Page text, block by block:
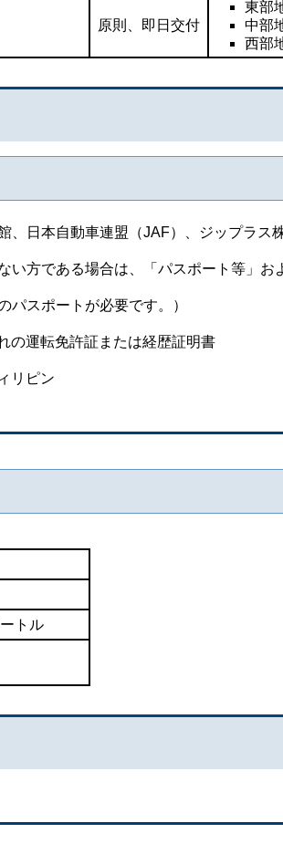
原則、即日交付
東部
中部
西部
、
日本自動車連盟（JAF）、
ジップラス
い方である場合は、「パスポート等」お
スポートが必要です。）
の運転免許証または経歴証明書
リピン
トル